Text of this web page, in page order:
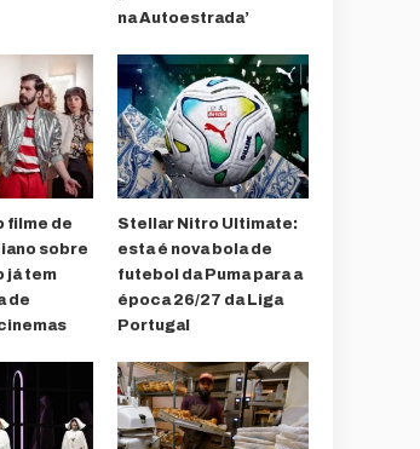
na Autoestrada’
filme de
sobre
já tem
de
Stellar Nitro Ultimate:
esta é nova bola de
futebol da Puma para a
época 26/27 da Liga
Portugal